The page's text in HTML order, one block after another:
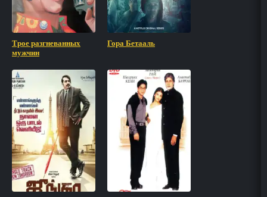
Трое разгневанных
мужчин
Гора Бетааль